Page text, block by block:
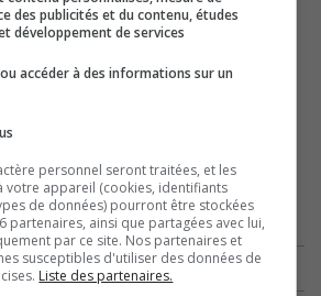
des publicités et du contenu, études
développement de services
accéder à des informations sur un
personnel seront traitées, et les
votre appareil (cookies, identifiants
de données) pourront être stockées
partenaires, ainsi que partagées avec lui,
par ce site. Nos partenaires et
susceptibles d'utiliser des données de
Liste des partenaires.